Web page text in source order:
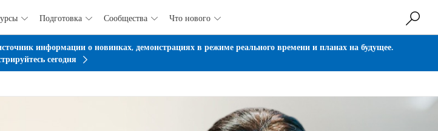
основному содержанию
 Подготовка  Сообщества  Что нового 
информации о новинках, демонстрациях в режиме реального времени и планах на будущее.
сегодня